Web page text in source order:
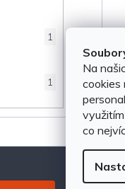
Na
cookies
co
1
1
k
t
ů